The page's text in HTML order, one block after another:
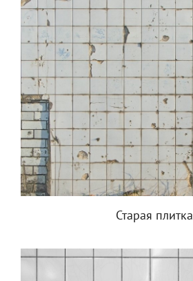
Старая плитка